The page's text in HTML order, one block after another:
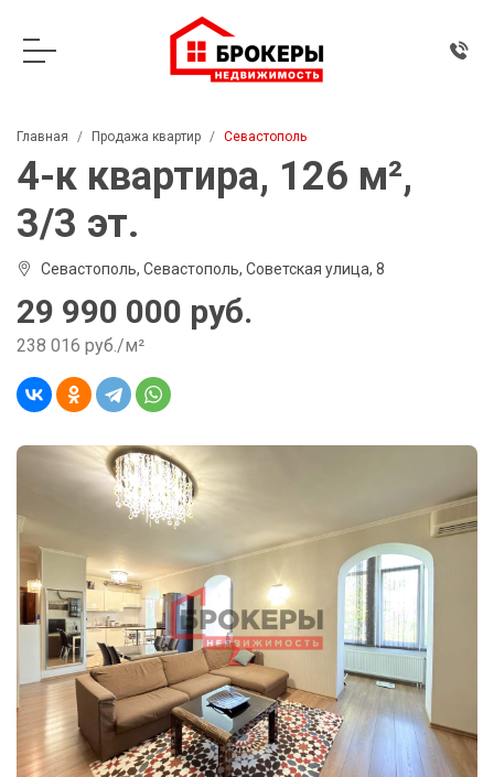
Главная Продажа квартир Севастополь
4-к квартира, 126 м²,
3/3 эт.
Севастополь, Севастополь, Советская улица, 8
29 990 000 руб.
238 016 руб./м²